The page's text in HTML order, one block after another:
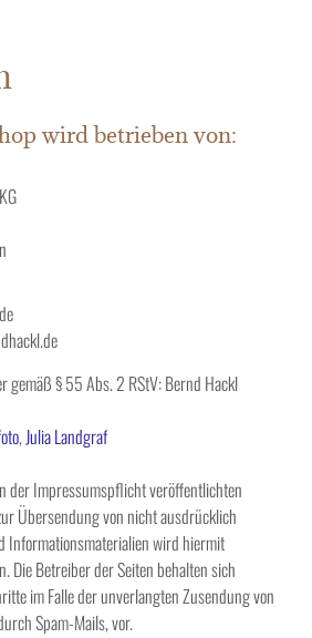
wird betrieben von:
gemäß § 55 Abs. 2 RStV: Bernd Hackl
, Julia Landgraf
der Impressumspflicht veröffentlichten
Übersendung von nicht ausdrücklich
Informationsmaterialien wird hiermit
Die Betreiber der Seiten behalten sich
im Falle der unverlangten Zusendung von
Spam-Mails, vor.